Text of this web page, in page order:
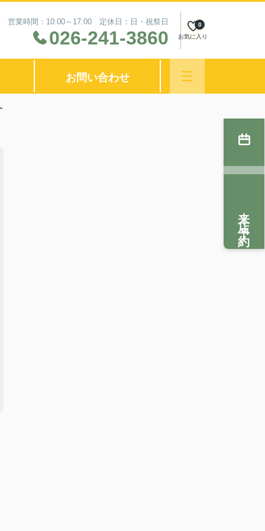
営業時間：10:00～17:00 定休日：日・祝祭日
026-241-3860 お気に入り
0
お問い合わせ
来店予約